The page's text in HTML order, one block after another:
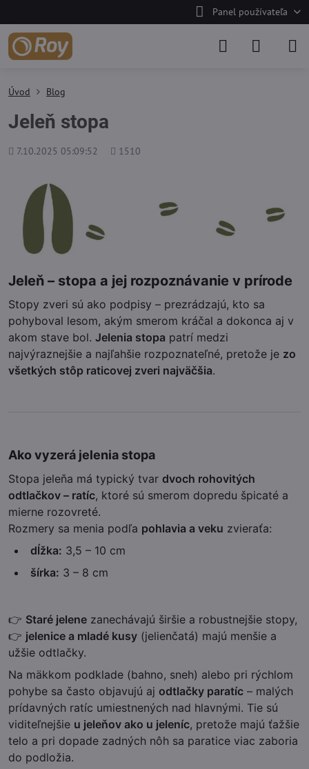
Panel používateľa
Úvod Blog
Jeleň stopa
Pridané
7.10.2025 05:09:52
Počet
1510
Jeleň – stopa a jej rozpoznávanie v prírode
Stopy zveri sú ako podpisy – prezrádzajú, kto sa
pohyboval lesom, akým smerom kráčal a dokonca aj v
akom stave bol. Jelenia stopa patrí medzi
najvýraznejšie a najľahšie rozpoznateľné, pretože je zo
všetkých stôp raticovej zveri najväčšia.
Ako vyzerá jelenia stopa
Stopa jeleňa má typický tvar dvoch rohovitých
odtlačkov – ratíc, ktoré sú smerom dopredu špicaté a
mierne rozovreté.
Rozmery sa menia podľa pohlavia a veku zvieraťa:
dĺžka: 3,5 – 10 cm
šírka: 3 – 8 cm
👉 Staré jelene zanechávajú širšie a robustnejšie stopy,
👉 jelenice a mladé kusy (jelienčatá) majú menšie a
užšie odtlačky.
Na mäkkom podklade (bahno, sneh) alebo pri rýchlom
pohybe sa často objavujú aj odtlačky paratíc – malých
prídavných ratíc umiestnených nad hlavnými. Tie sú
viditeľnejšie u jeleňov ako u jeleníc, pretože majú ťažšie
telo a pri dopade zadných nôh sa paratice viac zaboria
do podložia.